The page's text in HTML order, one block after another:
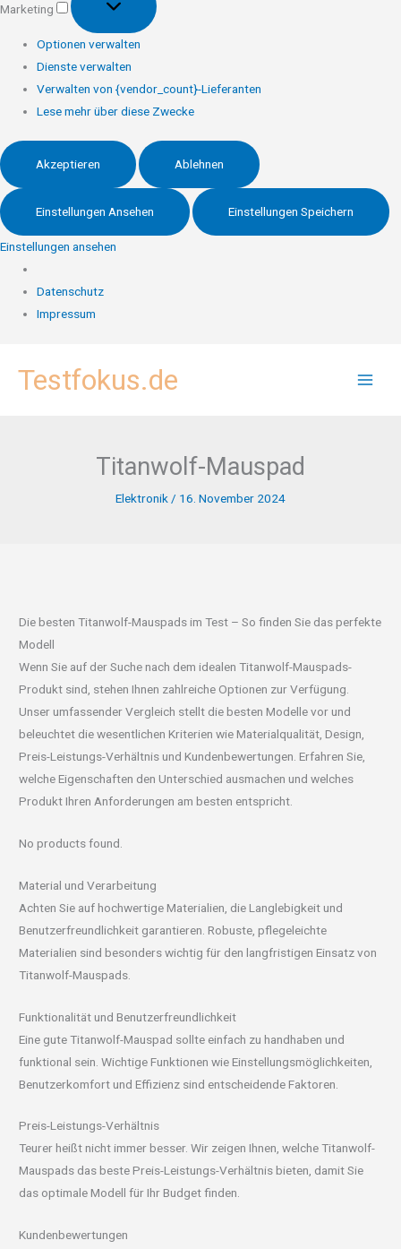
Marketing
Optionen verwalten
Dienste verwalten
Verwalten von {vendor_count}-Lieferanten
Lese mehr über diese Zwecke
Akzeptieren Ablehnen
Einstellungen Ansehen Einstellungen Speichern
Einstellungen ansehen
Datenschutz
Impressum
InhaltTestfokus.de
Titanwolf-Mauspad
Elektronik / 16. November 2024
Die besten Titanwolf-Mauspads im Test – So finden Sie das perfekte
Modell
Wenn Sie auf der Suche nach dem idealen Titanwolf-Mauspads-
Produkt sind, stehen Ihnen zahlreiche Optionen zur Verfügung.
Unser umfassender Vergleich stellt die besten Modelle vor und
beleuchtet die wesentlichen Kriterien wie Materialqualität, Design,
Preis-Leistungs-Verhältnis und Kundenbewertungen. Erfahren Sie,
welche Eigenschaften den Unterschied ausmachen und welches
Produkt Ihren Anforderungen am besten entspricht.
No products found.
Material und Verarbeitung
Achten Sie auf hochwertige Materialien, die Langlebigkeit und
Benutzerfreundlichkeit garantieren. Robuste, pflegeleichte
Materialien sind besonders wichtig für den langfristigen Einsatz von
Titanwolf-Mauspads.
Funktionalität und Benutzerfreundlichkeit
Eine gute Titanwolf-Mauspad sollte einfach zu handhaben und
funktional sein. Wichtige Funktionen wie Einstellungsmöglichkeiten,
Benutzerkomfort und Effizienz sind entscheidende Faktoren.
Preis-Leistungs-Verhältnis
Teurer heißt nicht immer besser. Wir zeigen Ihnen, welche Titanwolf-
Mauspads das beste Preis-Leistungs-Verhältnis bieten, damit Sie
das optimale Modell für Ihr Budget finden.
Kundenbewertungen